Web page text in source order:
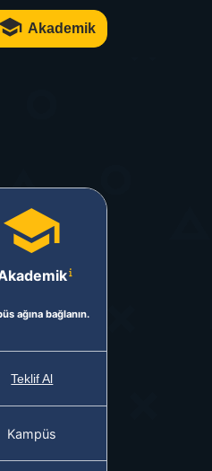
Akademik
ağına bağlanın.
Teklif Al
Kampüs